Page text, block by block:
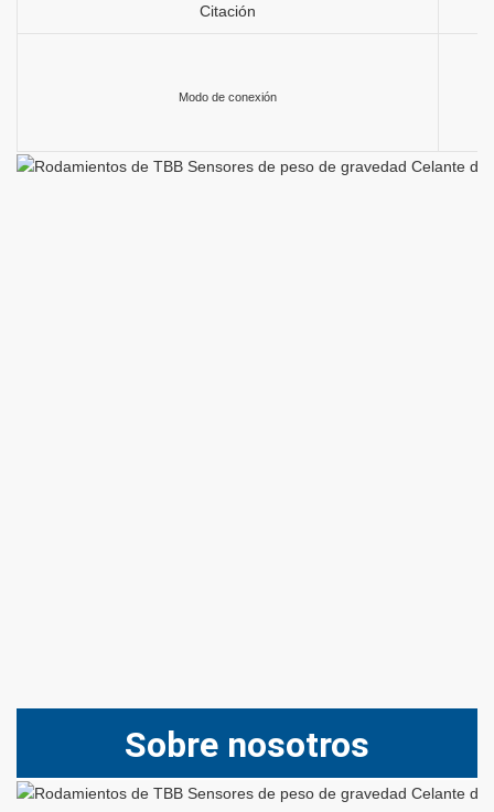
Citación
Modo de conexión
Sobre nosotros